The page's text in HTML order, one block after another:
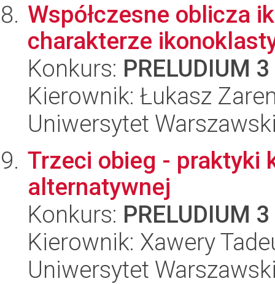
Współczesne oblicza
charakterze
Konkurs: PRELUDIUM 3
Kierownik: Łukasz
Uniwersytet
Trzeci obieg - praktyki
alternatywnej
Konkurs: PRELUDIUM 3
Kierownik: Xawery
Uniwersytet